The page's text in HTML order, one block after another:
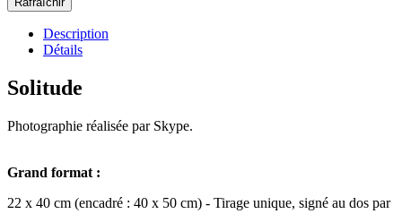
Description
Détails
Solitude
Photographie réalisée par Skype.
Grand format :
22 x 40 cm (encadré : 40 x 50 cm) - Tirage unique, signé au dos par